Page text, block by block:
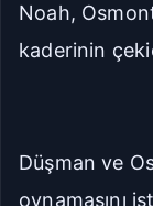
Noah,
kaderinin
Düşman ve
oynamasını